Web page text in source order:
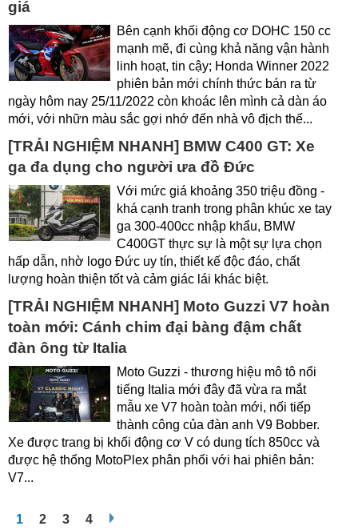
giá
Bên cạnh khối động cơ DOHC 150 cc
mạnh mẽ, đi cùng khả năng vận hành
linh hoạt, tin cậy; Honda Winner 2022
phiên bản mới chính thức bán ra từ
ngày hôm nay 25/11/2022 còn khoác lên mình cả dàn áo
mới, với nhữn màu sắc gợi nhớ đến nhà vô địch thế...
[TRẢI NGHIỆM NHANH] BMW C400 GT: Xe
ga đa dụng cho người ưa đồ Đức
Với mức giá khoảng 350 triệu đồng -
khá cạnh tranh trong phân khúc xe tay
ga 300-400cc nhập khẩu, BMW
C400GT thực sự là một sự lựa chọn
hấp dẫn, nhờ logo Đức uy tín, thiết kế độc đáo, chất
lượng hoàn thiện tốt và cảm giác lái khác biệt.
[TRẢI NGHIỆM NHANH] Moto Guzzi V7 hoàn
toàn mới: Cánh chim đại bàng đậm chất
đàn ông từ Italia
Moto Guzzi - thương hiệu mô tô nổi
tiếng Italia mới đây đã vừa ra mắt
mẫu xe V7 hoàn toàn mới, nối tiếp
thành công của đàn anh V9 Bobber.
Xe được trang bị khối động cơ V có dung tích 850cc và
được hệ thống MotoPlex phân phối với hai phiên bản:
V7...
1 2 3 4